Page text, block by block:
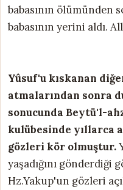
babasının ölümünden
babasının yerini aldı.
Yûsuf'u kıskanan
atmalarından sonra
sonucunda Beytü'l-
kulübesinde yıllarca
gözleri kör olmuştur.
yaşadığını gönderdiği
Hz.Yakup'un gözleri